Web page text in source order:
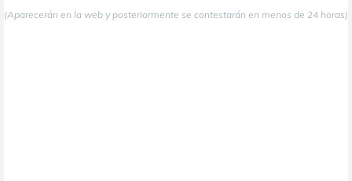
(Aparecerán en la web y posteriormente se contestarán en menos de 24 horas)